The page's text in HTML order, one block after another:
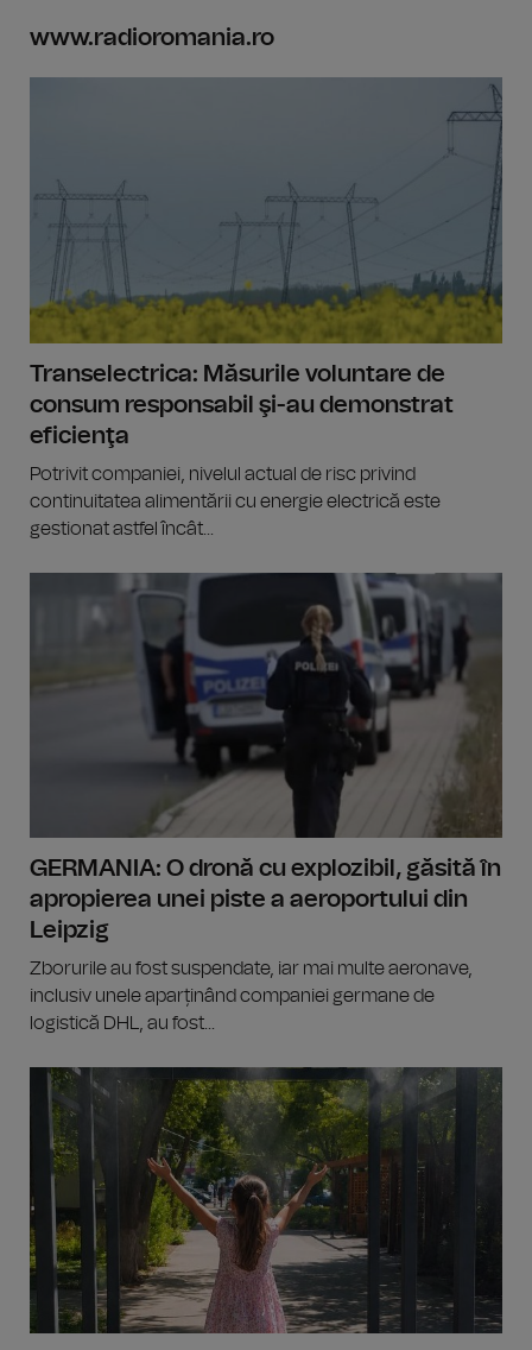
www.radioromania.ro
Transelectrica: Măsurile voluntare de
consum responsabil şi-au demonstrat
eficienţa
Potrivit companiei, nivelul actual de risc privind
continuitatea alimentării cu energie electrică este
gestionat astfel încât...
GERMANIA: O dronă cu explozibil, găsită în
apropierea unei piste a aeroportului din
Leipzig
Zborurile au fost suspendate, iar mai multe aeronave,
inclusiv unele aparținând companiei germane de
logistică DHL, au fost...